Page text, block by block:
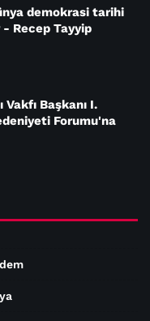
demokrasi tarihi
- Recep Tayyip
Başkanı I.
Forumu'na